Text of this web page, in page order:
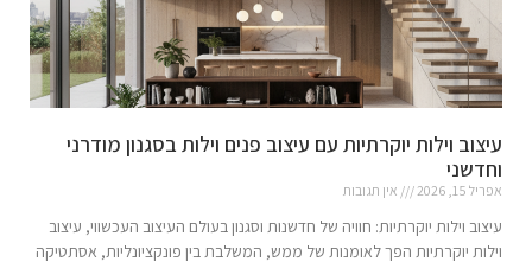
עיצוב וילות יוקרתיות עם עיצוב פנים וילות בסגנון מודרני
וחדשני
אפריל 15, 2026 אין תגובות
עיצוב וילות יוקרתיות: חוויה של חדשנות וסגנון בעולם העיצוב העכשווי, עיצוב
וילות יוקרתיות הפך לאומנות של ממש, המשלבת בין פונקציונליות, אסתטיקה